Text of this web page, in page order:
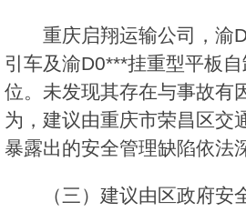
重庆启翔运输公司，渝
引车及渝D0***挂重型平板
位。未发现其存在与事故有
为，建议由重庆市荣昌区交
暴露出的安全管理缺陷依法
（三）建议由区政府安